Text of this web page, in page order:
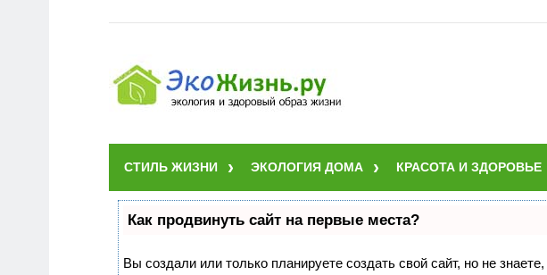
СТИЛЬ ЖИЗНИ ЭКОЛОГИЯ ДОМА КРАСОТА И ЗДОРОВЬЕ
Как продвинуть сайт на первые места?
Вы создали или только планируете создать свой сайт, но не